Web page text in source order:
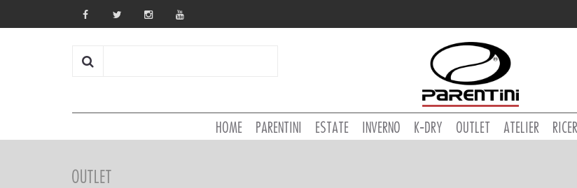
HOME PARENTINI ESTATE INVERNO K-DRY OUTLET ATELIER
OUTLET